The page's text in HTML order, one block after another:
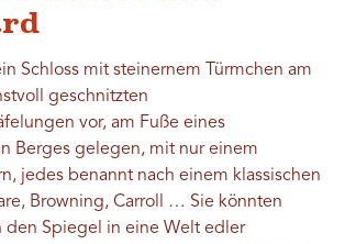
Schloss mit steinernem Türmchen am
geschnitzten
vor, am Fuße eines
Berges gelegen, mit nur einem
jedes benannt nach einem klassischen
Browning, Carroll … Sie könnten
den Spiegel in eine Welt edler